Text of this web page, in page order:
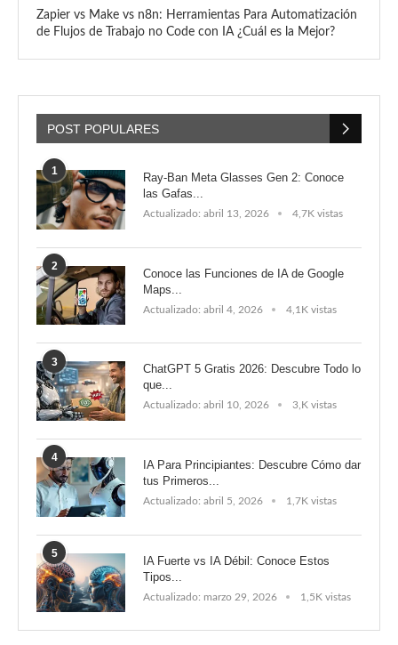
Zapier vs Make vs n8n: Herramientas Para Automatización
de Flujos de Trabajo no Code con IA ¿Cuál es la Mejor?
POST POPULARES
1
Ray-Ban Meta Glasses Gen 2: Conoce
las Gafas...
Actualizado: abril 13, 2026 4,7K vistas
2
Conoce las Funciones de IA de Google
Maps...
Actualizado: abril 4, 2026 4,1K vistas
3
ChatGPT 5 Gratis 2026: Descubre Todo lo
que...
Actualizado: abril 10, 2026 3,K vistas
4
IA Para Principiantes: Descubre Cómo dar
tus Primeros...
Actualizado: abril 5, 2026 1,7K vistas
5
IA Fuerte vs IA Débil: Conoce Estos
Tipos...
Actualizado: marzo 29, 2026 1,5K vistas